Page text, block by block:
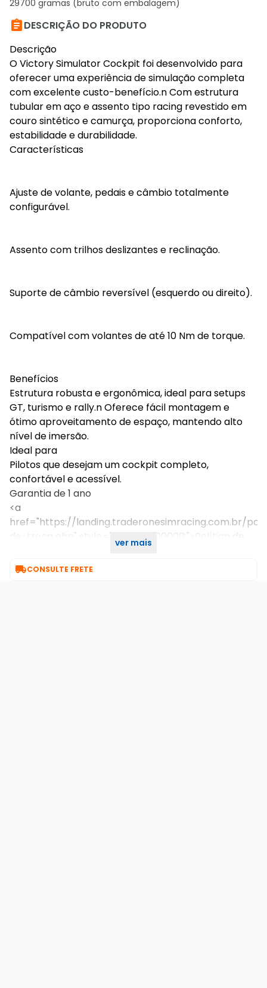
29700 gramas (bruto com embalagem)
DESCRIÇÃO DO PRODUTO
Descrição
O Victory Simulator Cockpit foi desenvolvido para
oferecer uma experiência de simulação completa
com excelente custo-benefício.n Com estrutura
tubular em aço e assento tipo racing revestido em
couro sintético e camurça, proporciona conforto,
estabilidade e durabilidade.
Características
Ajuste de volante, pedais e câmbio totalmente
configurável.
Assento com trilhos deslizantes e reclinação.
Suporte de câmbio reversível (esquerdo ou direito).
Compatível com volantes de até 10 Nm de torque.
Benefícios
Estrutura robusta e ergonômica, ideal para setups
GT, turismo e rally.n Oferece fácil montagem e
ótimo aproveitamento de espaço, mantendo alto
nível de imersão.
Ideal para
Pilotos que desejam um cockpit completo,
confortável e acessível.
Garantia de 1 ano
<a
href="https://landing.traderonesimracing.com.br/
de-troca.php" style="color: #000000;">Política de
ver mais
CONSULTE FRETE